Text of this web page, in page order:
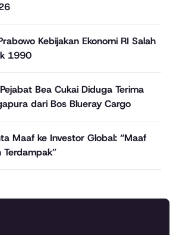
Kebijakan Ekonomi RI Salah
1990
Bea Cukai Diduga Terima
dari Bos Blueray Cargo
Maaf ke Investor Global: “Maaf
Terdampak”